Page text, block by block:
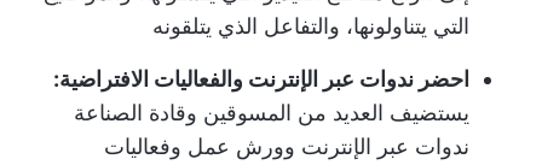
التي يتناولونها، والتفاعل الذي يتلقونه
احضر ندوات عبر الإنترنت والفعاليات الافتراضية:
يستضيف العديد من المسوقين وقادة الصناعة
ندوات عبر الإنترنت وورش عمل وفعاليات